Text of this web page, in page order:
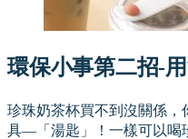
環保小事第二招-
珍珠奶茶杯買不到沒關係，
具—「湯匙」！一樣可以喝